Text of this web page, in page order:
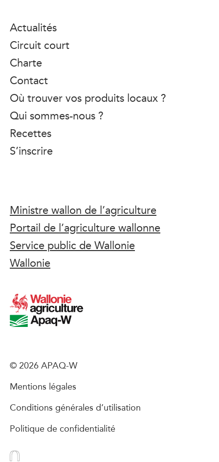
Actualités
Circuit court
Charte
Contact
Où trouver vos produits locaux ?
Qui sommes-nous ?
Recettes
S’inscrire
Ministre wallon de l’agriculture
Portail de l’agriculture wallonne
Service public de Wallonie
Wallonie
© 2026 APAQ-W
Mentions légales
Conditions générales d’utilisation
Politique de confidentialité